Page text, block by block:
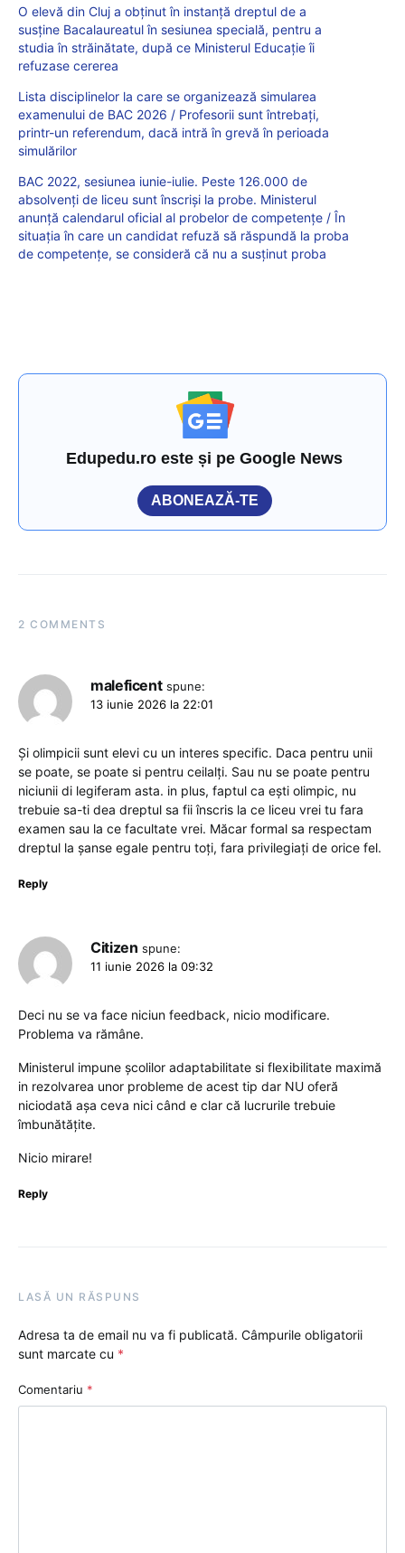
O elevă din Cluj a obținut în instanță dreptul de a
susține Bacalaureatul în sesiunea specială, pentru a
studia în străinătate, după ce Ministerul Educație îi
refuzase cererea
Lista disciplinelor la care se organizează simularea
examenului de BAC 2026 / Profesorii sunt întrebați,
printr-un referendum, dacă intră în grevă în perioada
simulărilor
BAC 2022, sesiunea iunie-iulie. Peste 126.000 de
absolvenți de liceu sunt înscriși la probe. Ministerul
anunță calendarul oficial al probelor de competențe / În
situația în care un candidat refuză să răspundă la proba
de competențe, se consideră că nu a susținut proba
Edupedu.ro este și pe Google News
ABONEAZĂ-TE
2 COMMENTS
maleficent spune:
13 iunie 2026 la 22:01
Și olimpicii sunt elevi cu un interes specific. Daca pentru unii
se poate, se poate si pentru ceilalți. Sau nu se poate pentru
niciunii di legiferam asta. in plus, faptul ca ești olimpic, nu
trebuie sa-ti dea dreptul sa fii înscris la ce liceu vrei tu fara
examen sau la ce facultate vrei. Măcar formal sa respectam
dreptul la șanse egale pentru toți, fara privilegiați de orice fel.
Reply
Citizen spune:
11 iunie 2026 la 09:32
Deci nu se va face niciun feedback, nicio modificare.
Problema va rămâne.
Ministerul impune școlilor adaptabilitate si flexibilitate maximă
in rezolvarea unor probleme de acest tip dar NU oferă
niciodată așa ceva nici când e clar că lucrurile trebuie
îmbunătățite.
Nicio mirare!
Reply
LASĂ UN RĂSPUNS
Adresa ta de email nu va fi publicată. Câmpurile obligatorii
sunt marcate cu *
Comentariu *